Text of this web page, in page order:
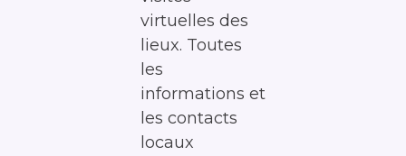
virtuelles des
lieux. Toutes
les
informations et
les contacts
locaux